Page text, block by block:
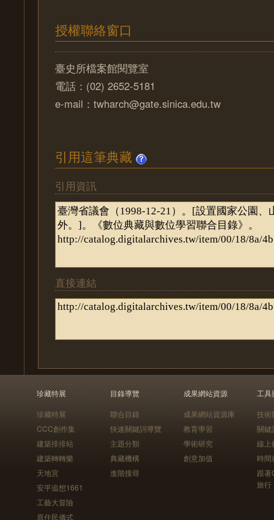
授權聯絡窗口
臺史所檔案館閱覽室
電話：(02) 2652-5181
e-mail：twharch@gate.sinica.edu.tw
引用這筆典藏
引用資訊
直接連結
珍藏特展
珍藏特展
CCC創作集
建築排排站
建築轉轉樂
天地宮
安平追想1661
工藝大冒險
原住民儀式
目錄導覽
聯合目錄
快速關鍵詞導覽
主題分類
典藏機構
進階搜尋
成果網站資源
成果網站資源庫
教育學習
學術研究
創意加值
工具
技術
關鍵
線上
時間
跟
旅行